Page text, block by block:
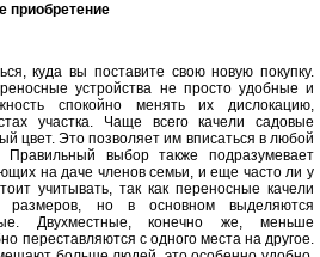
приобретение
куда вы поставите свою новую покупку.
устройства не просто удобные и
спокойно менять их дислокацию,
участка. Чаще всего качели садовые
цвет. Это позволяет им вписаться в любой
выбор также подразумевает
на даче членов семьи, и еще часто ли у
учитывать, так как переносные качели
размеров, но в основном выделяются
Двухместные, конечно же, меньше
переставляются с одного места на другое.